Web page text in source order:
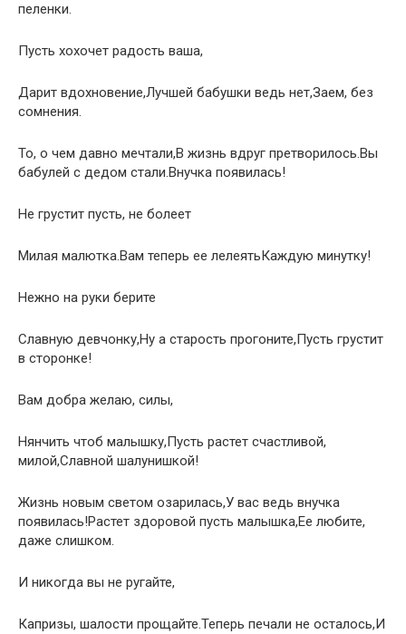
пеленки.
Пусть хохочет радость ваша,
Дарит вдохновение,Лучшей бабушки ведь нет,Заем, без
сомнения.
То, о чем давно мечтали,В жизнь вдруг претворилось.Вы
бабулей с дедом стали.Внучка появилась!
Не грустит пусть, не болеет
Милая малютка.Вам теперь ее лелеятьКаждую минутку!
Нежно на руки берите
Славную девчонку,Ну а старость прогоните,Пусть грустит
в сторонке!
Вам добра желаю, силы,
Нянчить чтоб малышку,Пусть растет счастливой,
милой,Славной шалунишкой!
Жизнь новым светом озарилась,У вас ведь внучка
появилась!Растет здоровой пусть малышка,Ее любите,
даже слишком.
И никогда вы не ругайте,
Капризы, шалости прощайте.Теперь печали не осталось,И